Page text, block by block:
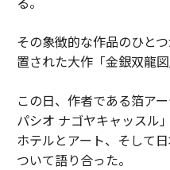
その象徴的な作品のひと
置された大作「金銀双龍図
この日、作者である箔ア
パシオ ナゴヤキャッスル
ホテルとアート、そして
ついて語り合った。